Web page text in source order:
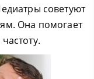
советуют
Она помогает